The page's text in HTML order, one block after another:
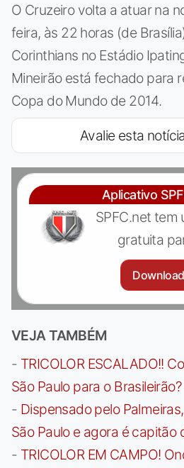
O Cruzeiro volta a atuar na
feira, às 22 horas (de
Corinthians no Estádio
Mineirão está fechado para
Copa do Mundo de 2014.
Avalie esta
Aplicativo
SPFC.net tem
gratuita
Download
VEJA TAMBÉM
- TRICOLOR ESCALADO!!
São Paulo para o Brasileirão?
- Dispensado pelo
São Paulo e agora é capitão
- TRICOLOR EM CAMPO!